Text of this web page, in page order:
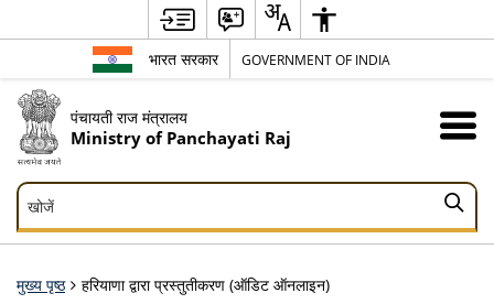
भारत सरकार GOVERNMENT OF INDIA
पंचायती राज मंत्रालय
Ministry of Panchayati Raj
खोजें
खोजें
मुख्य पृष्ठ हरियाणा द्वारा प्रस्‍तुतीकरण (ऑडिट ऑनलाइन)